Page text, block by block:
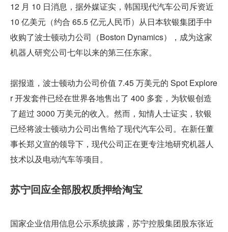
12 月 10 日消息，据外媒证实，韩国现代汽车公司斥资近
10 亿美元（约合 65.5 亿元人民币）从日本软银集团手中
收购了波士顿动力公司（Boston Dynamics），成为这家
机器人研究公司七年以来的第三任东家。
据报道，波士顿动力公司价值 7.45 万美元的 Spot Explore
r 开发套件已经在世界各地售出了 400 多套，为软银创造
了超过 3000 万美元的收入。然而，知情人士证实，软银
已经将波士顿动力公司出售给了现代汽车公司。在新任董
事长郑义宣的领导下，现代公司正在更专注地研究机器人
技术以及电动汽车等项目。
苏宁回应全部股权质押给淘宝
国家企业信用信息公示系统披露，苏宁控股集团股东张近